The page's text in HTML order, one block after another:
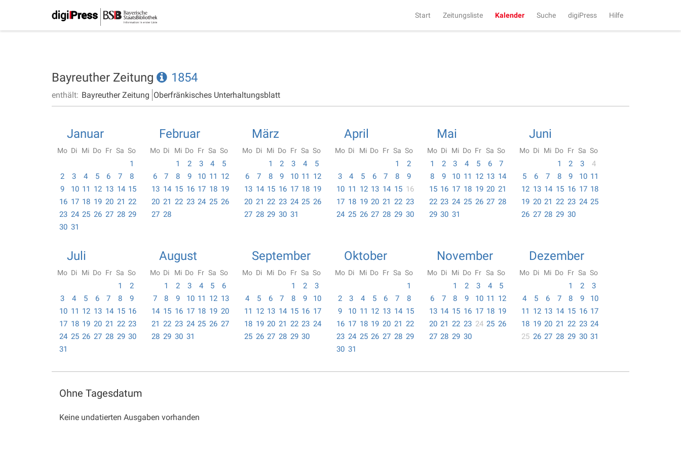
Start Zeitungsliste Kalender Suche digiPress Hilfe
Bayreuther Zeitung 1854
enthält: Bayreuther Zeitung Oberfränkisches Unterhaltungsblatt
Januar
Mo Di Mi Do Fr Sa So
1
2
3 4 5 6 7
8
9
10 11 12 13 14 15
16 17 18 19 20 21 22
23 24 25 26 27 28 29
30 31
Februar
Mo Di Mi Do Fr Sa So
1 2 3 4
5
6
7 8 9 10 11 12
13 14 15 16 17 18 19
20 21 22 23 24 25 26
27 28
März
Mo Di Mi Do Fr Sa So
1 2 3 4
5
6
7 8 9 10 11 12
13 14 15 16 17 18 19
20 21 22 23 24 25 26
27 28 29 30 31
April
Mo Di Mi Do Fr Sa So
1
2
3
4 5 6 7 8
9
10 11 12 13 14 15 16
17 18 19 20 21 22 23
24 25 26 27 28 29 30
Mai
Mo Di Mi Do Fr Sa So
1 2 3 4 5 6
7
8
9 10 11 12 13 14
15 16 17 18 19 20 21
22 23 24 25 26 27 28
29 30 31
Juni
Mo Di Mi Do Fr Sa So
1 2 3
4
5
6 7 8 9 10 11
12 13 14 15 16 17 18
19 20 21 22 23 24 25
26 27 28 29 30
Juli
Mo Di Mi Do Fr Sa So
1
2
3
4 5 6 7 8
9
10 11 12 13 14 15 16
17 18 19 20 21 22 23
24 25 26 27 28 29 30
31
August
Mo Di Mi Do Fr Sa So
1 2 3 4 5
6
7
8 9 10 11 12 13
14 15 16 17 18 19 20
21 22 23 24 25 26 27
28 29 30 31
September
Mo Di Mi Do Fr Sa So
1 2
3
4
5 6 7 8 9
10
11 12 13 14 15 16 17
18 19 20 21 22 23 24
25 26 27 28 29 30
Oktober
Mo Di Mi Do Fr Sa So
1
2
3 4 5 6 7
8
9
10 11 12 13 14 15
16 17 18 19 20 21 22
23 24 25 26 27 28 29
30 31
November
Mo Di Mi Do Fr Sa So
1 2 3 4
5
6
7 8 9 10 11 12
13 14 15 16 17 18 19
20 21 22 23 24 25 26
27 28 29 30
Dezember
Mo Di Mi Do Fr Sa So
1 2
3
4
5 6 7 8 9
10
11 12 13 14 15 16 17
18 19 20 21 22 23 24
25 26 27 28 29 30 31
Ohne Tagesdatum
Keine undatierten Ausgaben vorhanden